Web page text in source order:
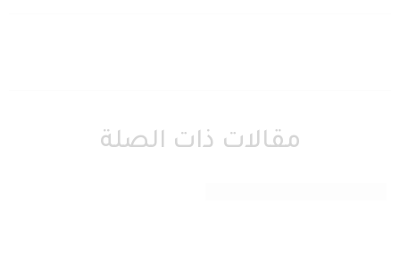
مقالات ذات الصلة